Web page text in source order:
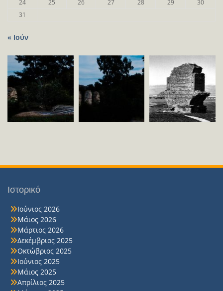
24 25 26 27 28 29
30
31
« Ιούν
Ιστορικό
Ιούνιος 2026
Μάιος 2026
Μάρτιος 2026
Δεκέμβριος 2025
Οκτώβριος 2025
Ιούνιος 2025
Μάιος 2025
Απρίλιος 2025